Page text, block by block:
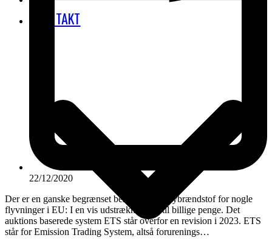
KONTAKT
22/12/2020
Der er en ganske begrænset beskatning af flybrændstof for nogle
flyvninger i EU: I en vis udstrækning og til billige penge. Det
auktions baserede system ETS står overfor en revision i 2023. ETS
står for Emission Trading System, altså forurenings…